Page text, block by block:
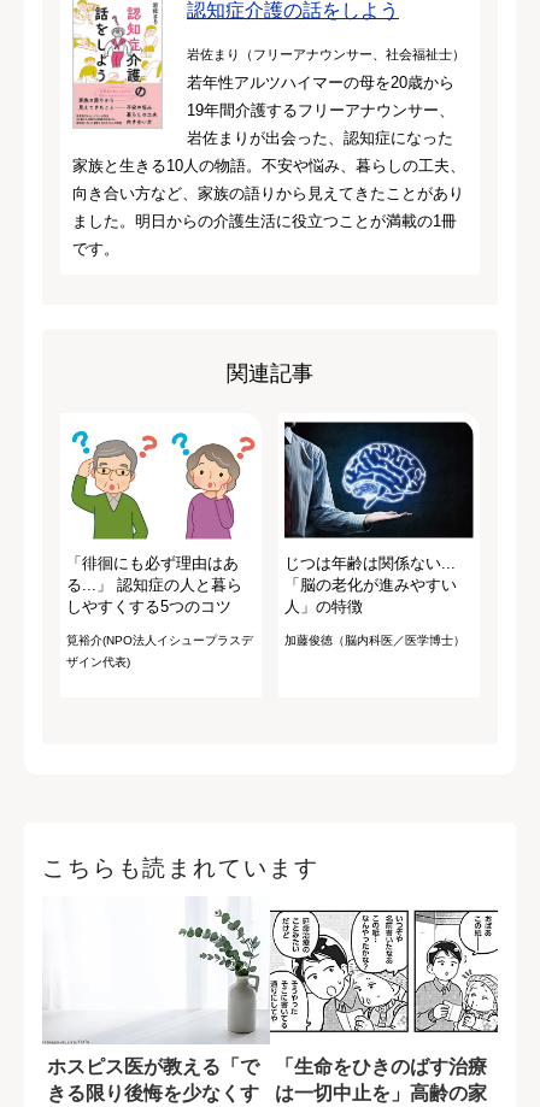
認知症介護の話をしよう
岩佐まり（フリーアナウンサー、社会福祉士）
若年性アルツハイマーの母を20歳から
19年間介護するフリーアナウンサー、
岩佐まりが出会った、認知症になった
家族と生きる10人の物語。不安や悩み、暮らしの工夫、
向き合い方など、家族の語りから見えてきたことがあり
ました。明日からの介護生活に役立つことが満載の1冊
です。
関連記事
「徘徊にも必ず理由はあ
る...」 認知症の人と暮ら
しやすくする5つのコツ
筧裕介(NPO法人イシュープラスデ
ザイン代表)
じつは年齢は関係ない...
「脳の老化が進みやすい
人」の特徴
加藤俊徳（脳内科医／医学博士）
こちらも読まれています
ホスピス医が教える「で
きる限り後悔を少なくす
「生命をひきのばす治療
は一切中止を」高齢の家